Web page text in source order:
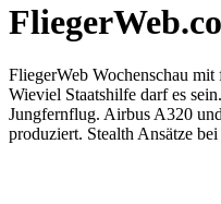
FliegerWeb Wochenschau
Wieviel Staatshilfe darf es
Jungfernflug. Airbus A320
produziert. Stealth Ansätze